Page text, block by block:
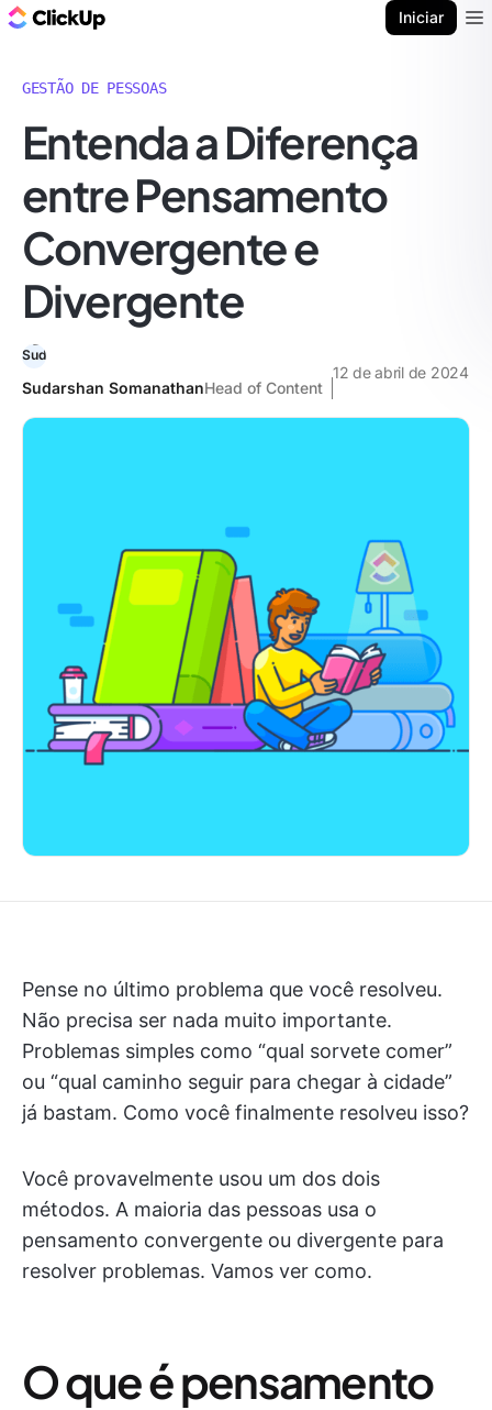
Iniciar
GESTÃO DE PESSOAS
Entenda a Diferença
entre Pensamento
Convergente e
Divergente
Sudarshan SomanathanHead of Content
12 de abril de 2024
Pense no último problema que você resolveu.
Não precisa ser nada muito importante.
Problemas simples como “qual sorvete comer”
ou “qual caminho seguir para chegar à cidade”
já bastam. Como você finalmente resolveu isso?
Você provavelmente usou um dos dois
métodos. A maioria das pessoas usa o
pensamento convergente ou divergente para
resolver problemas. Vamos ver como.
O que é pensamento